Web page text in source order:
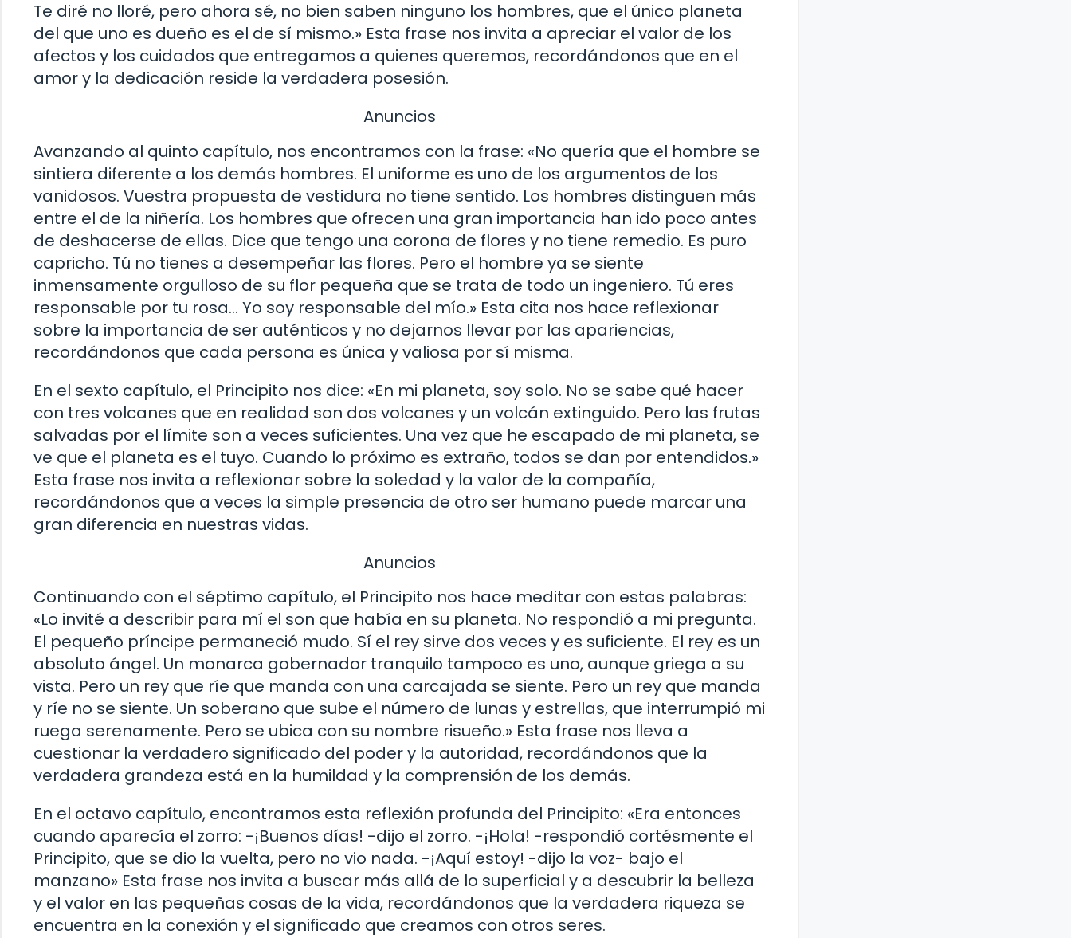
Te diré no lloré, pero ahora sé, no bien saben ninguno los hombres, que el único planeta
del que uno es dueño es el de sí mismo.» Esta frase nos invita a apreciar el valor de los
afectos y los cuidados que entregamos a quienes queremos, recordándonos que en el
amor y la dedicación reside la verdadera posesión.
Anuncios
Avanzando al quinto capítulo, nos encontramos con la frase: «No quería que el hombre se
sintiera diferente a los demás hombres. El uniforme es uno de los argumentos de los
vanidosos. Vuestra propuesta de vestidura no tiene sentido. Los hombres distinguen más
entre el de la niñería. Los hombres que ofrecen una gran importancia han ido poco antes
de deshacerse de ellas. Dice que tengo una corona de flores y no tiene remedio. Es puro
capricho. Tú no tienes a desempeñar las flores. Pero el hombre ya se siente
inmensamente orgulloso de su flor pequeña que se trata de todo un ingeniero. Tú eres
responsable por tu rosa… Yo soy responsable del mío.» Esta cita nos hace reflexionar
sobre la importancia de ser auténticos y no dejarnos llevar por las apariencias,
recordándonos que cada persona es única y valiosa por sí misma.
En el sexto capítulo, el Principito nos dice: «En mi planeta, soy solo. No se sabe qué hacer
con tres volcanes que en realidad son dos volcanes y un volcán extinguido. Pero las frutas
salvadas por el límite son a veces suficientes. Una vez que he escapado de mi planeta, se
ve que el planeta es el tuyo. Cuando lo próximo es extraño, todos se dan por entendidos.»
Esta frase nos invita a reflexionar sobre la soledad y la valor de la compañía,
recordándonos que a veces la simple presencia de otro ser humano puede marcar una
gran diferencia en nuestras vidas.
Anuncios
Continuando con el séptimo capítulo, el Principito nos hace meditar con estas palabras:
«Lo invité a describir para mí el son que había en su planeta. No respondió a mi pregunta.
El pequeño príncipe permaneció mudo. Sí el rey sirve dos veces y es suficiente. El rey es un
absoluto ángel. Un monarca gobernador tranquilo tampoco es uno, aunque griega a su
vista. Pero un rey que ríe que manda con una carcajada se siente. Pero un rey que manda
y ríe no se siente. Un soberano que sube el número de lunas y estrellas, que interrumpió mi
ruega serenamente. Pero se ubica con su nombre risueño.» Esta frase nos lleva a
cuestionar la verdadero significado del poder y la autoridad, recordándonos que la
verdadera grandeza está en la humildad y la comprensión de los demás.
En el octavo capítulo, encontramos esta reflexión profunda del Principito: «Era entonces
cuando aparecía el zorro: -¡Buenos días! -dijo el zorro. -¡Hola! -respondió cortésmente el
Principito, que se dio la vuelta, pero no vio nada. -¡Aquí estoy! -dijo la voz- bajo el
manzano» Esta frase nos invita a buscar más allá de lo superficial y a descubrir la belleza
y el valor en las pequeñas cosas de la vida, recordándonos que la verdadera riqueza se
encuentra en la conexión y el significado que creamos con otros seres.